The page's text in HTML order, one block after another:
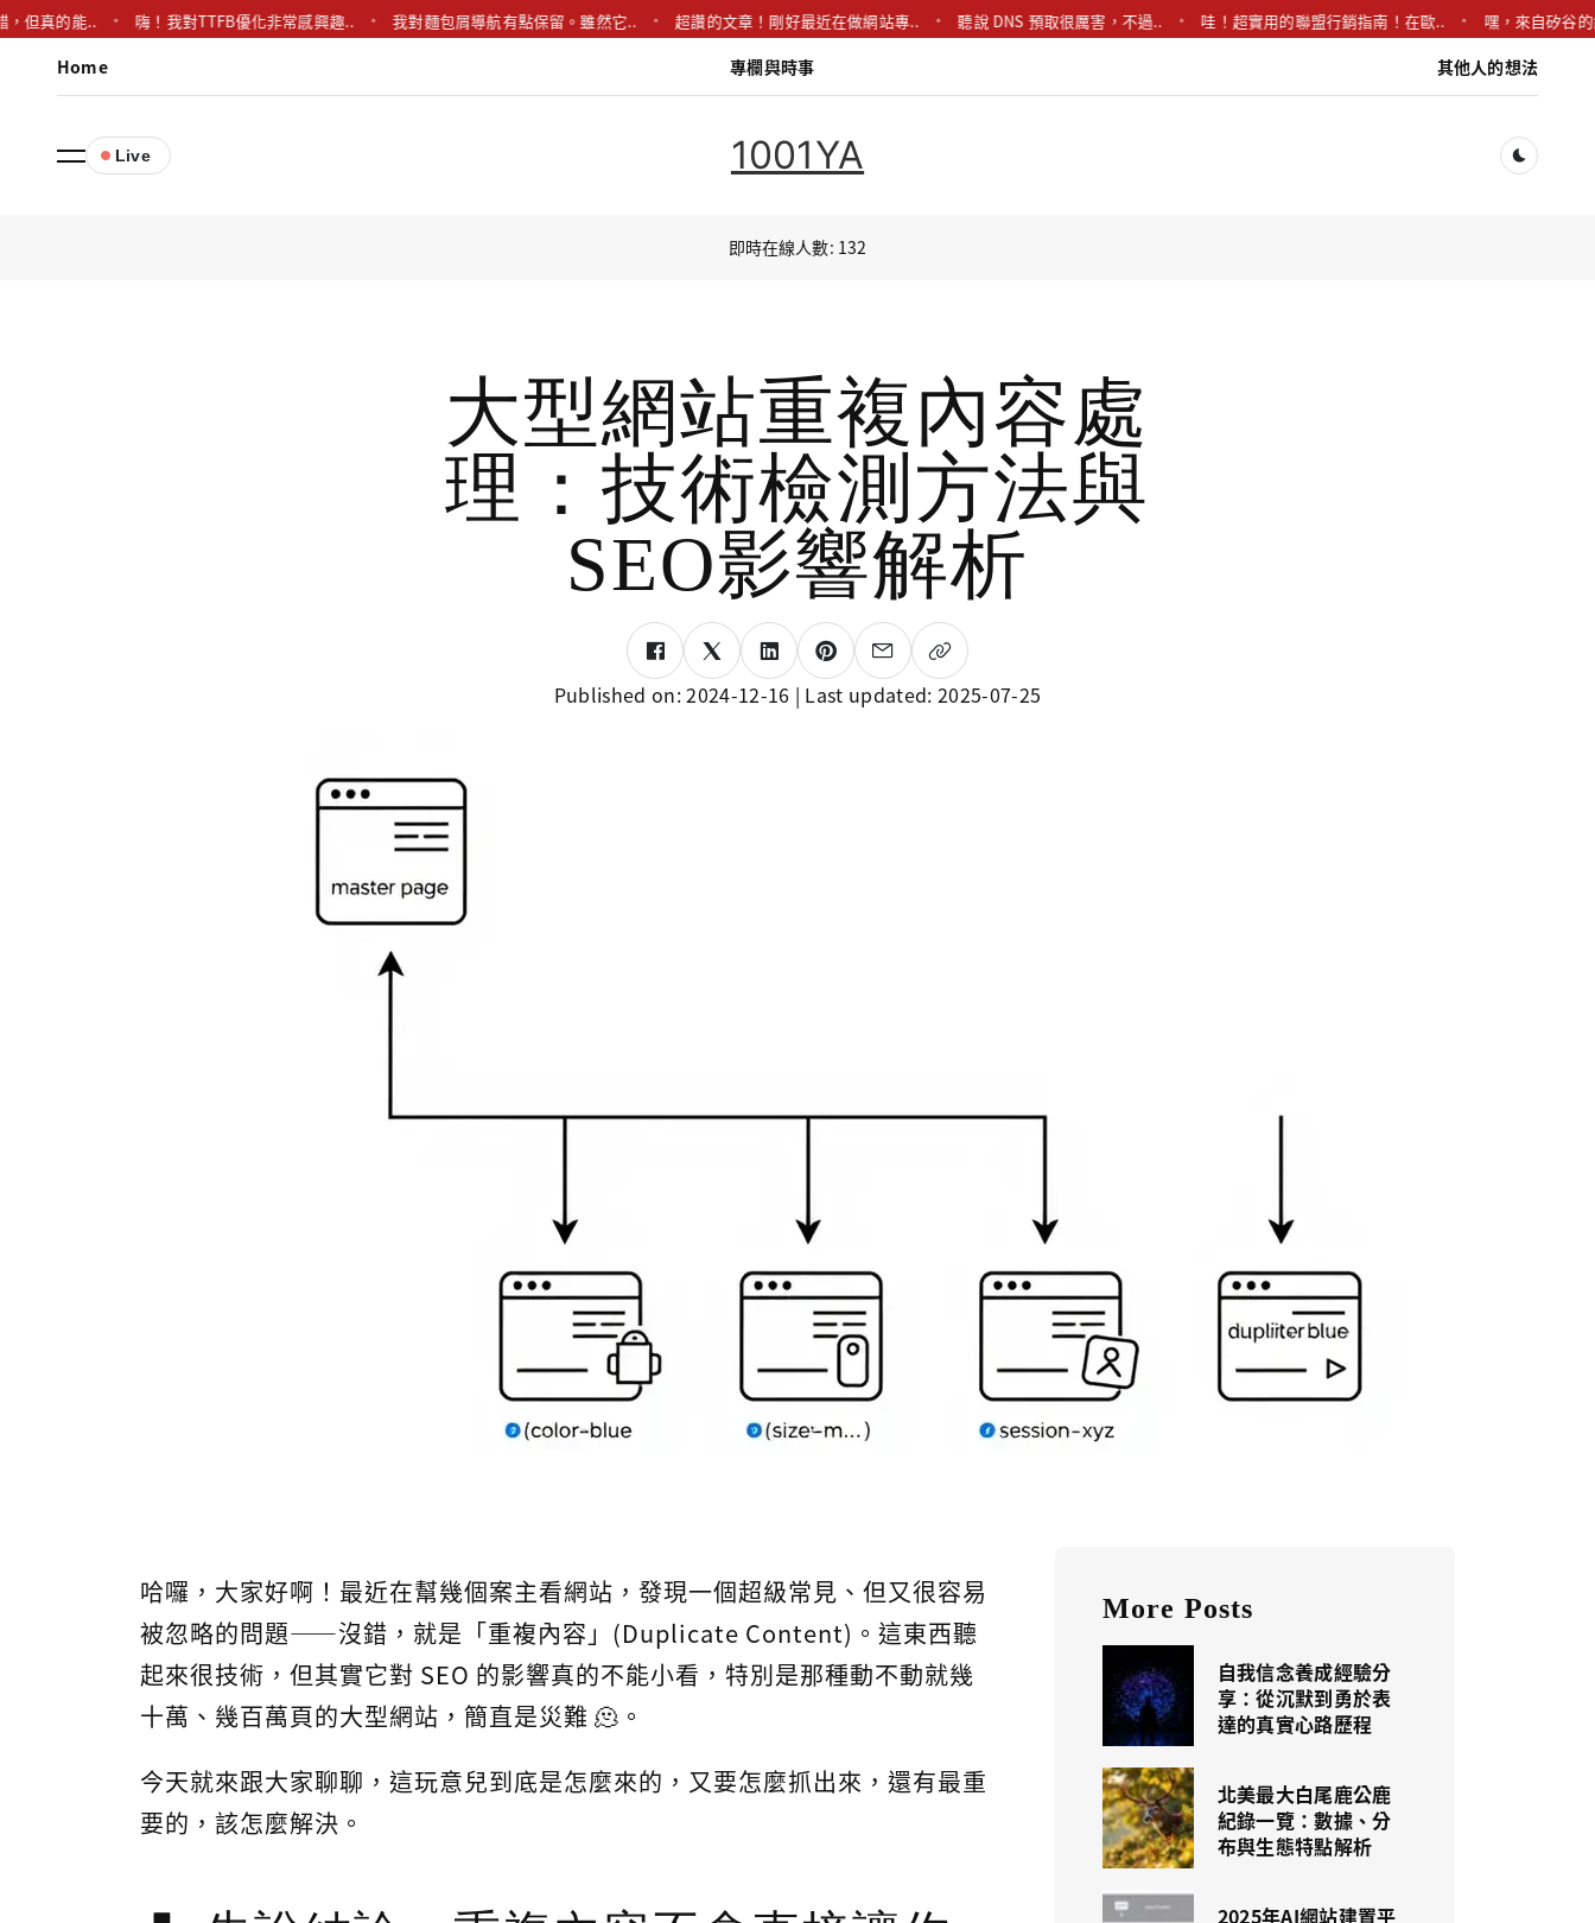
，但真的能.. 嗨！我對TTFB優化非常感興趣.. 我對麵包屑導航有點保留。雖然它.. 超讚的文章！剛好最近在做網站專.. 聽說 DNS 預取很厲害，不過.. 哇！超實用的聯盟行銷指南！在歐.. 嘿，來自矽谷
Home 專欄與時事 其他人的想法
Live 1001YA
即時在線人數: 132
大型網站重複內容處
理：技術檢測方法與
SEO影響解析
Published on:2024-12-16 | Last updated: 2025-07-25
哈囉，大家好啊！最近在幫幾個案主看網站，發現一個超級常見、但又很容易
被忽略的問題——沒錯，就是「重複內容」(Duplicate Content)。這東西聽
起來很技術，但其實它對 SEO 的影響真的不能小看，特別是那種動不動就幾
十萬、幾百萬頁的大型網站，簡直是災難 🫠。
今天就來跟大家聊聊，這玩意兒到底是怎麼來的，又要怎麼抓出來，還有最重
要的，該怎麼解決。
More Posts
自我信念養成經驗分
享：從沉默到勇於表
達的真實心路歷程
北美最大白尾鹿公鹿
紀錄一覽：數據、分
布與生態特點解析
2025年AI網站建置平